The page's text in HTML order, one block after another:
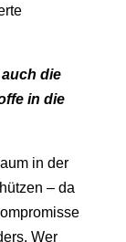
die
in die
in der
– da
Wer